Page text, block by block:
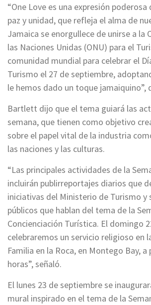
“One Love es una expresión
paz y unidad, que refleja el alma de
Jamaica se enorgullece de unirse a la
las Naciones Unidas (ONU) para el
comunidad mundial para celebrar el
Turismo el 27 de septiembre,
le hemos dado un toque jamaiquino”,
Bartlett dijo que el tema guiará las
semana, que tienen como objetivo
sobre el papel vital de la industria
las naciones y las culturas.
“Las principales actividades de la
incluirán publirreportajes diarios que
iniciativas del Ministerio de Turismo y
públicos que hablan del tema de la
Concienciación Turística. El domingo
celebraremos un servicio religioso en
Familia en la Roca, en Montego Bay,
horas”, señaló.
El lunes 23 de septiembre se
mural inspirado en el tema de la